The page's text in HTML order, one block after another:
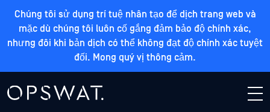
Chúng tôi sử dụng trí tuệ nhân tạo để dịch trang web và
mặc dù chúng tôi luôn cố gắng đảm bảo độ chính xác,
nhưng đôi khi bản dịch có thể không đạt độ chính xác tuyệt
đối. Mong quý vị thông cảm.